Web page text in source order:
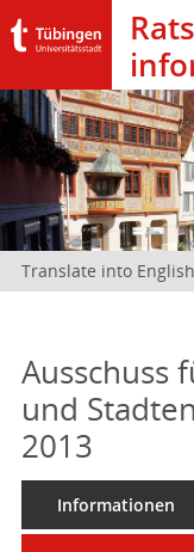
Translate into English
Ausschuss
und
2013
Informationen